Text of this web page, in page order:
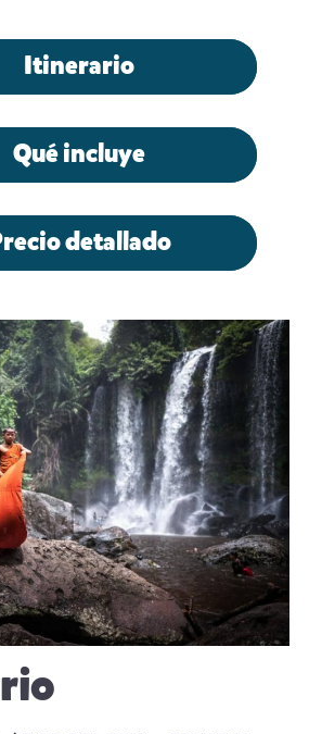
Itinerario
Qué incluye
detallado